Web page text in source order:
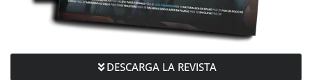
DESCARGA LA REVISTA